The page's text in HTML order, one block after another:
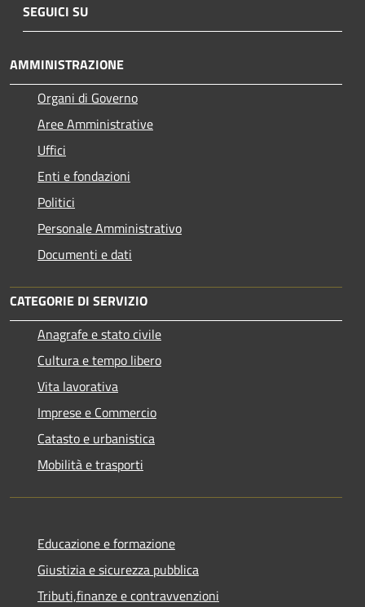
SEGUICI SU
AMMINISTRAZIONE
Organi di Governo
Aree Amministrative
Uffici
Enti e fondazioni
Politici
Personale Amministrativo
Documenti e dati
CATEGORIE DI SERVIZIO
Anagrafe e stato civile
Cultura e tempo libero
Vita lavorativa
Imprese e Commercio
Catasto e urbanistica
Mobilità e trasporti
Educazione e formazione
Giustizia e sicurezza pubblica
Tributi,finanze e contravvenzioni